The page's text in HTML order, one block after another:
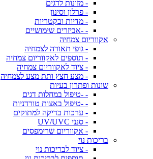
- מזונות לדגים
- פרלון וסינון
- מדיות ובקטריות
- -אביזרים שימושיים
אקווריום צמחיה
- גופי תאורה לצמחיה
- תוספים לאקווריום צמחיה
- ציוד לאקווריום צמחיה
- מצע חצץ ותת מצע לצמחיה
שונות ופתרון בעיות
- -טיפול במחלות דגים
- -טיפול באצות טורדניות
- ערכות בדיקה למתוקים
- סנני UV/UVC
- אקווריום שרימפסים
בריכות נוי
- ציוד לבריכות נוי